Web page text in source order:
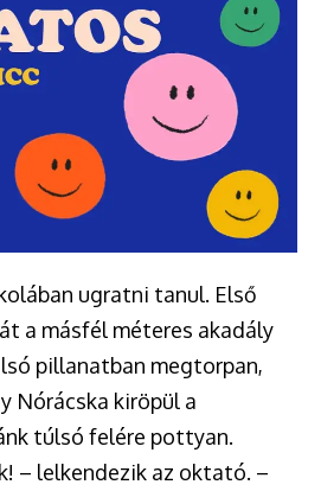
ugratni tanul. Első
a másfél méteres akadály
pillanatban megtorpan,
Nórácska kiröpül a
túlsó felére pottyan.
– lelkendezik az oktató. –